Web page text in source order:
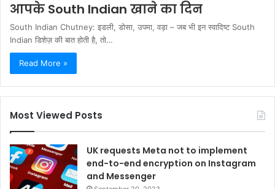
आपके South Indian खाने का दिन
South Indian Chutney: इडली, डोसा, उपमा, वड़ा – जब भी इन स्वादिष्ट South
Indian डिशेज़ की बात होती है, तो…
Read More »
Most Viewed Posts
UK requests Meta not to implement
end-to-end encryption on Instagram
and Messenger